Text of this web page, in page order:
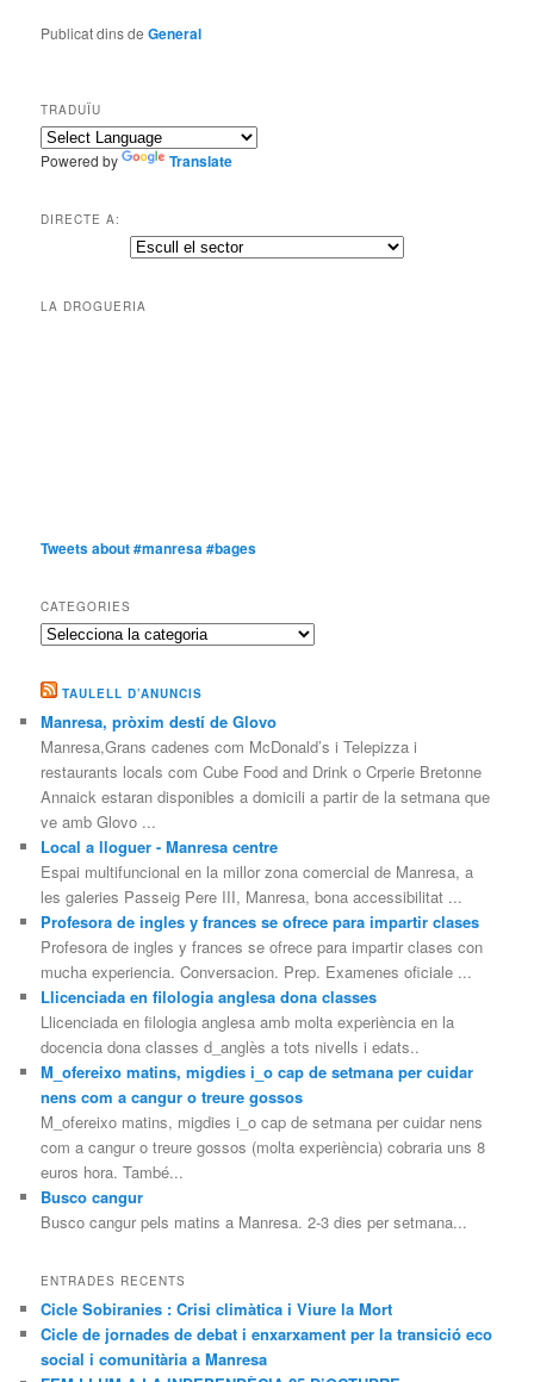
Publicat dins de General
TRADUÏU
Powered by Translate
DIRECTE A:
LA DROGUERIA
Tweets about #manresa #bages
CATEGORIES
Categories
TAULELL D’ANUNCIS
Manresa, pròxim destí de Glovo
Manresa,Grans cadenes com McDonald’s i Telepizza i
restaurants locals com Cube Food and Drink o Crperie Bretonne
Annaick estaran disponibles a domicili a partir de la setmana que
ve amb Glovo ...
Local a lloguer - Manresa centre
Espai multifuncional en la millor zona comercial de Manresa, a
les galeries Passeig Pere III, Manresa, bona accessibilitat ...
Profesora de ingles y frances se ofrece para impartir clases
Profesora de ingles y frances se ofrece para impartir clases con
mucha experiencia. Conversacion. Prep. Examenes oficiale ...
Llicenciada en filologia anglesa dona classes
Llicenciada en filologia anglesa amb molta experiència en la
docencia dona classes d_anglès a tots nivells i edats..
M_ofereixo matins, migdies i_o cap de setmana per cuidar
nens com a cangur o treure gossos
M_ofereixo matins, migdies i_o cap de setmana per cuidar nens
com a cangur o treure gossos (molta experiència) cobraria uns 8
euros hora. També...
Busco cangur
Busco cangur pels matins a Manresa. 2-3 dies per setmana...
ENTRADES RECENTS
Cicle Sobiranies : Crisi climàtica i Viure la Mort
Cicle de jornades de debat i enxarxament per la transició eco
social i comunitària a Manresa